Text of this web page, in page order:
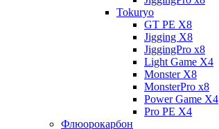
Tokuryo
GT PE X8
Jigging X8
JiggingPro x8
Light Game X4
Monster X8
MonsterPro x8
Power Game X4
Pro PE X4
Флюорокарбон